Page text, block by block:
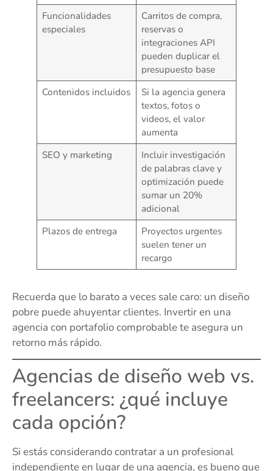
Funcionalidades
especiales
Carritos de compra,
reservas o
integraciones API
pueden duplicar el
presupuesto base
Contenidos incluidos
Si la agencia genera
textos, fotos o
videos, el valor
aumenta
SEO y marketing
Incluir investigación
de palabras clave y
optimización puede
sumar un 20%
adicional
Plazos de entrega
Proyectos urgentes
suelen tener un
recargo
Recuerda que lo barato a veces sale caro: un diseño
pobre puede ahuyentar clientes. Invertir en una
agencia con portafolio comprobable te asegura un
retorno más rápido.
Agencias de diseño web vs.
freelancers: ¿qué incluye
cada opción?
Si estás considerando contratar a un profesional
independiente en lugar de una agencia, es bueno que